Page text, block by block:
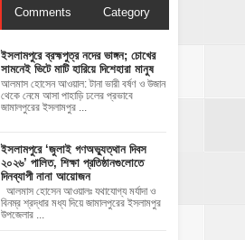
Comments Category
ইসলামপুরে ব্রহ্মপুত্র নদের ভাঙ্গন; চোখের
সামনেই ভিটে মাটি হারিয়ে দিশেহারা মানুষ
আলমাস হোসেন আওয়াল: টানা ভারী বর্ষণ ও উজান
থেকে নেমে আসা পাহাড়ি ঢলের প্রভাবে
জামালপুরের ইসলামপুর ...
‎ইসলামপুরে ‘জুলাই গণঅভ্যুত্থান দিবস
২০২৬’ পালিত, শিক্ষা প্রতিষ্ঠানগুলোতে
দিনব্যাপী নানা আয়োজন
‎​আলমাস হোসেন আওয়ালঃ‎ ‎​যথাযোগ্য মর্যাদা ও
বিনম্র শ্রদ্ধার মধ্য দিয়ে জামালপুরের ইসলামপুর
উপজেলার ...